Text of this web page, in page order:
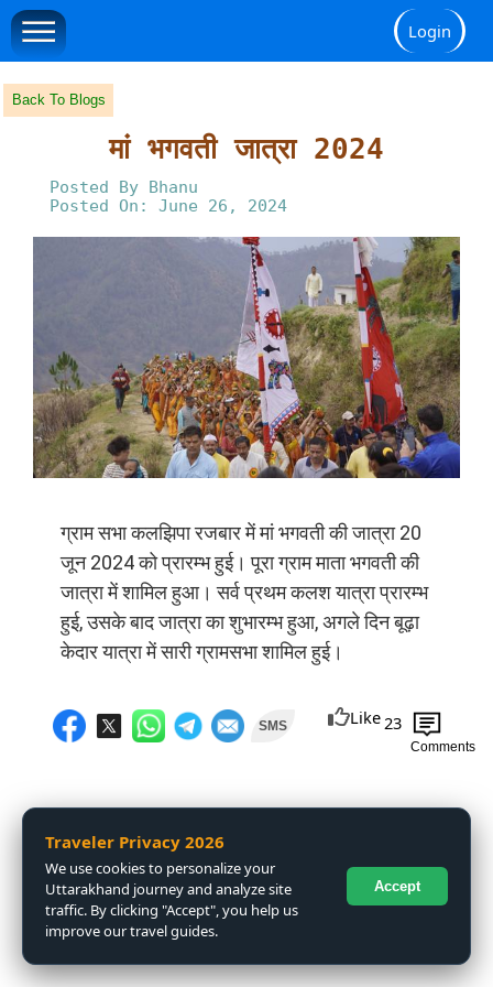
Login
Back To Blogs
मां भगवती जात्रा 2024
Posted By Bhanu
Posted On: June 26, 2024
ग्राम सभा कलझिपा रजबार में मां भगवती की जात्रा 20
जून 2024 को प्रारम्भ हुई। पूरा ग्राम माता भगवती की
जात्रा में शामिल हुआ। सर्व प्रथम कलश यात्रा प्रारम्भ
हुई, उसके बाद जात्रा का शुभारम्भ हुआ, अगले दिन बूढ़ा
केदार यात्रा में सारी ग्रामसभा शामिल हुई।
SMS Like 23
Comments
Traveler Privacy 2026
We use cookies to personalize your
Uttarakhand journey and analyze site
traffic. By clicking "Accept", you help us
improve our travel guides.
Accept